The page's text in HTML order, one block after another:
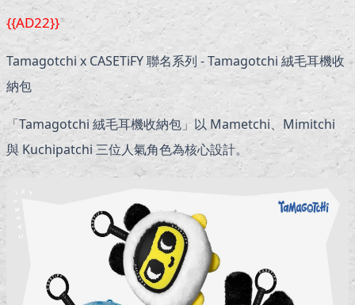
{{AD22}}
Tamagotchi x CASETiFY 聯名系列 - Tamagotchi 絨毛耳機收
納包
「Tamagotchi 絨毛耳機收納包」以 Mametchi、Mimitchi
與 Kuchipatchi 三位人氣角色為核心設計。